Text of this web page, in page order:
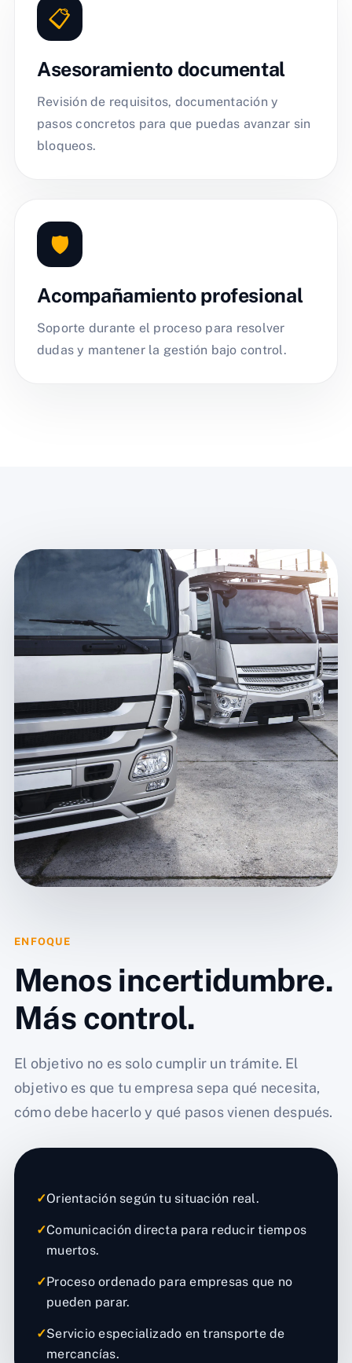
📋
Asesoramiento documental
Revisión de requisitos, documentación y
pasos concretos para que puedas avanzar sin
bloqueos.
🛡️
Acompañamiento profesional
Soporte durante el proceso para resolver
dudas y mantener la gestión bajo control.
ENFOQUE
Menos incertidumbre.
Más control.
El objetivo no es solo cumplir un trámite. El
objetivo es que tu empresa sepa qué necesita,
cómo debe hacerlo y qué pasos vienen después.
✓Orientación según tu situación real.
✓Comunicación directa para reducir tiempos
muertos.
✓Proceso ordenado para empresas que no
pueden parar.
✓Servicio especializado en transporte de
mercancías.